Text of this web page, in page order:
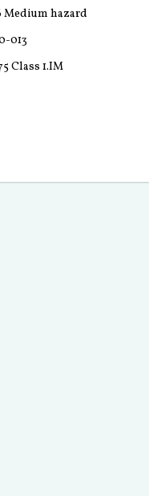
Medium hazard
013
Class 1.IM